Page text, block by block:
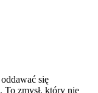
się
To zmysł, który nie